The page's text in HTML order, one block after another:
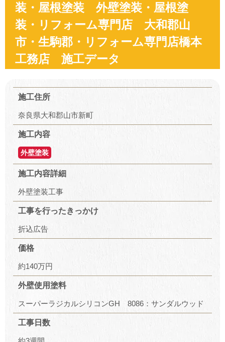
装・屋根塗装 外壁塗装・屋根塗
装・リフォーム専門店 大和郡山
市・生駒郡・リフォーム専門店橋本
工務店 施工データ
施工住所
奈良県大和郡山市新町
施工内容
外壁塗装
施工内容詳細
外壁塗装工事
工事を行ったきっかけ
折込広告
価格
約140万円
外壁使用塗料
スーパーラジカルシリコンGH 8086：サンダルウッド
工事日数